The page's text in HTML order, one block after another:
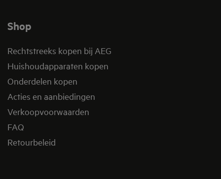
Shop
Rechtstreeks kopen bij AEG
Huishoudapparaten kopen
Onderdelen kopen
Acties en aanbiedingen
Verkoopvoorwaarden
FAQ
Retourbeleid